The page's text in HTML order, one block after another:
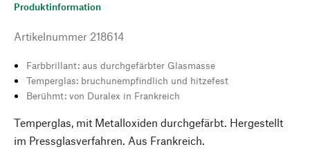
Produktinformation
Artikelnummer 218614
Farbbrillant: aus durchgefärbter Glasmasse
Temperglas: bruchunempfindlich und hitzefest
Berühmt: von Duralex in Frankreich
Temperglas, mit Metalloxiden durchgefärbt. Hergestellt
im Pressglasverfahren. Aus Frankreich.